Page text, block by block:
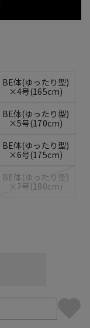
BE体(ゆったり型)
×4号(165cm)
BE体(ゆったり型)
×5号(170cm)
BE体(ゆったり型)
×6号(175cm)
BE体(ゆったり型)
×7号(180cm)